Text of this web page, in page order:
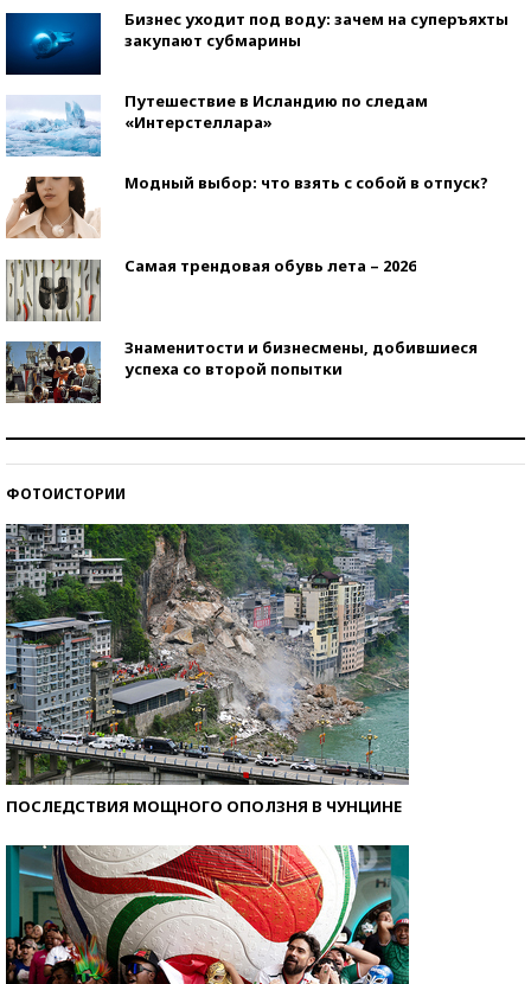
Бизнес уходит под воду: зачем на суперъяхты
закупают субмарины
Путешествие в Исландию по следам
«Интерстеллара»
Модный выбор: что взять с собой в отпуск?
Самая трендовая обувь лета – 2026
Знаменитости и бизнесмены, добившиеся
успеха со второй попытки
ФОТОИСТОРИИ
ПОСЛЕДСТВИЯ МОЩНОГО ОПОЛЗНЯ В ЧУНЦИНЕ